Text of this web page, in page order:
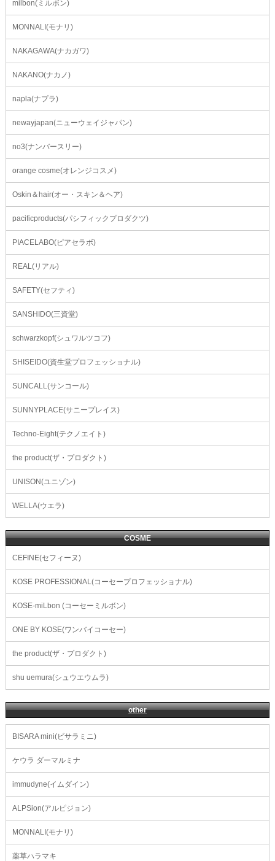
milbon(ミルボン)
MONNALI(モナリ)
NAKAGAWA(ナカガワ)
NAKANO(ナカノ)
napla(ナプラ)
newayjapan(ニューウェイジャパン)
no3(ナンバースリー)
orange cosme(オレンジコスメ)
Oskin＆hair(オー・スキン＆ヘア)
pacificproducts(パシフィックプロダクツ)
PIACELABO(ピアセラボ)
REAL(リアル)
SAFETY(セフティ)
SANSHIDO(三資堂)
schwarzkopf(シュワルツコフ)
SHISEIDO(資生堂プロフェッショナル)
SUNCALL(サンコール)
SUNNYPLACE(サニープレイス)
Techno-Eight(テクノエイト)
the product(ザ・プロダクト)
UNISON(ユニゾン)
WELLA(ウエラ)
COSME
CEFINE(セフィーヌ)
KOSE PROFESSIONAL(コーセープロフェッショナル)
KOSE-miLbon (コーセーミルボン)
ONE BY KOSE(ワンバイコーセー)
the product(ザ・プロダクト)
shu uemura(シュウエウムラ)
other
BISARA mini(ビサラミニ)
ケウラ ダーマルミナ
immudyne(イムダイン)
ALPSion(アルピジョン)
MONNALI(モナリ)
薬草ハラマキ